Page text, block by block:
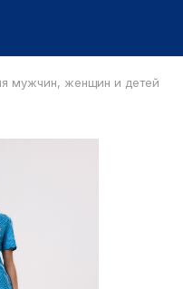
мужчин, женщин и детей